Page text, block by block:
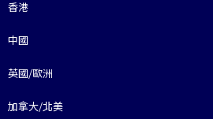
香港
中國
英國/歐洲
加拿大/北美